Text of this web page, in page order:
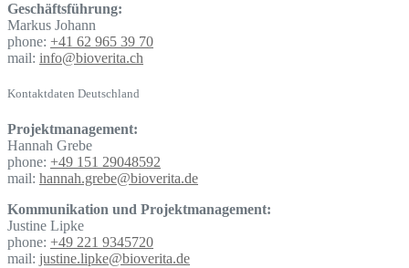
Geschäftsführung:
Markus Johann
phone: +41 62 965 39 70
mail: info@bioverita.ch
Kontaktdaten Deutschland
Projektmanagement:
Hannah Grebe
phone: +49 151 29048592
mail: hannah.grebe@bioverita.de
Kommunikation und Projektmanagement:
Justine Lipke
phone: +49 221 9345720
mail: justine.lipke@bioverita.de